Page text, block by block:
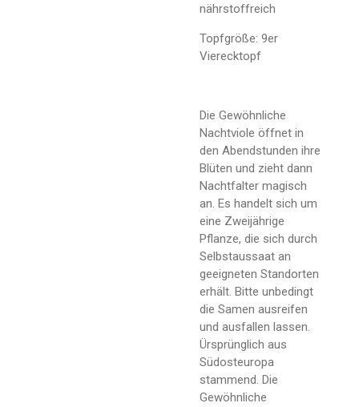
nährstoffreich
Topfgröße: 9er
Vierecktopf
Die Gewöhnliche
Nachtviole öffnet in
den Abendstunden ihre
Blüten und zieht dann
Nachtfalter magisch
an. Es handelt sich um
eine Zweijährige
Pflanze, die sich durch
Selbstaussaat an
geeigneten Standorten
erhält. Bitte unbedingt
die Samen ausreifen
und ausfallen lassen.
Ürsprünglich aus
Südosteuropa
stammend. Die
Gewöhnliche